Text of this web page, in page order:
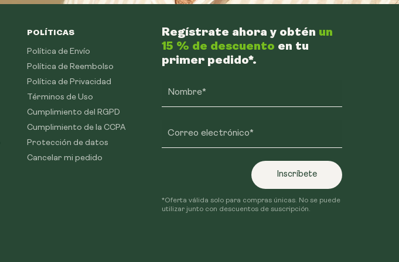
POLÍTICAS
Política de Envío
Política de Reembolso
Política de Privacidad
Términos de Uso
Cumplimiento del RGPD
Cumplimiento de la CCPA
Protección de datos
Cancelar mi pedido
Regístrate ahora y obtén un
15 % de descuento en tu
primer pedido*.
Nombre*
Correo electrónico*
Inscríbete
*Oferta válida solo para compras únicas. No se puede
utilizar junto con descuentos de suscripción.